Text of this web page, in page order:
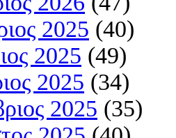
2025 (40)
2025 (49)
2025 (34)
2025 (35)